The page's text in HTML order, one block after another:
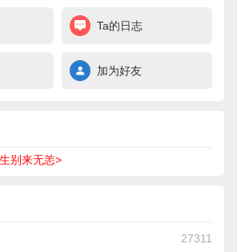
Ta的日志
加为好友
别来无恙>
27311